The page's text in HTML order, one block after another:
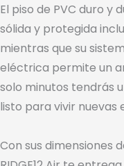
El piso de PVC duro y
sólida y protegida
mientras que su
eléctrica permite un
solo minutos tendrás
listo para vivir nuevas
Con sus dimensiones